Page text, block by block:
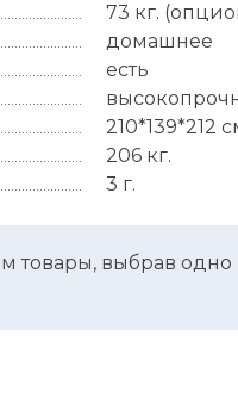
73 кг.
домашнее
есть
210*139*212
206 кг.
3 г.
товары, выбрав одно